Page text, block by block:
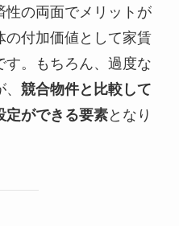
性の両面でメリットが
の付加価値として家賃
す。もちろん、過度な
競合物件と比較して
定ができる要素となり